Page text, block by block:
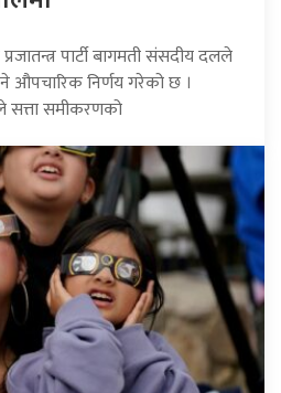
प्रजातन्त्र पार्टी बागमती संसदीय दलले
औपचारिक निर्णय गरेको छ ।
सत्ता समीकरणको